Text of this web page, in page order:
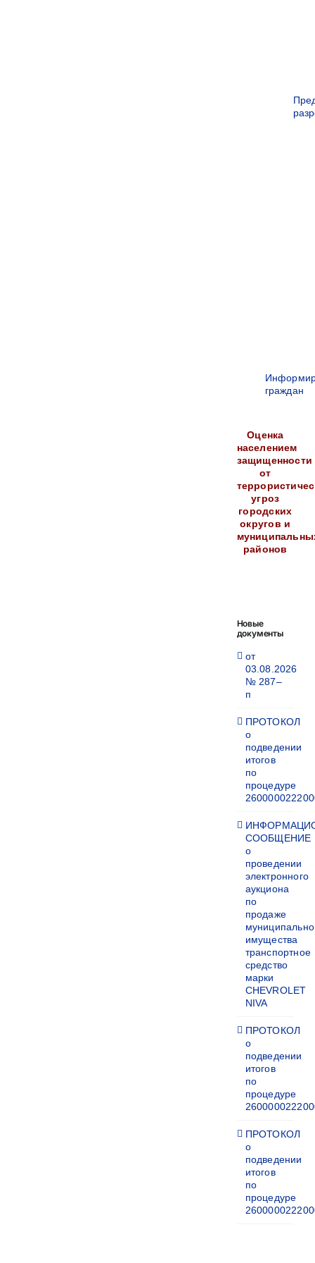
граждан
Оценка
населением
защищенности
от
угроз
городских
округов и
районов
Новые
документы
от
03.08.2026
№ 287–
п
ПРОТОКОЛ
о
подведении
итогов
по
процедуре
СООБЩЕНИЕ
о
проведении
электронного
аукциона
по
продаже
имущества
транспортное
средство
марки
CHEVROLET
NIVA
ПРОТОКОЛ
о
подведении
итогов
по
процедуре
ПРОТОКОЛ
о
подведении
итогов
по
процедуре